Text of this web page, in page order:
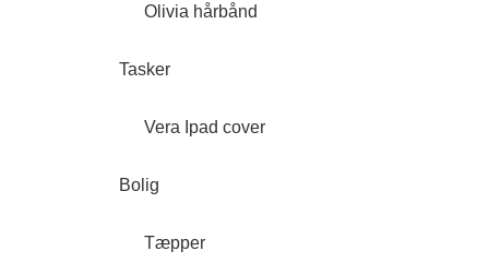
Olivia hårbånd
Tasker
Vera Ipad cover
Bolig
Tæpper